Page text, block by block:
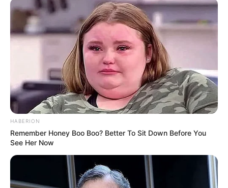
HABERION
Remember Honey Boo Boo? Better To Sit Down Before You
See Her Now